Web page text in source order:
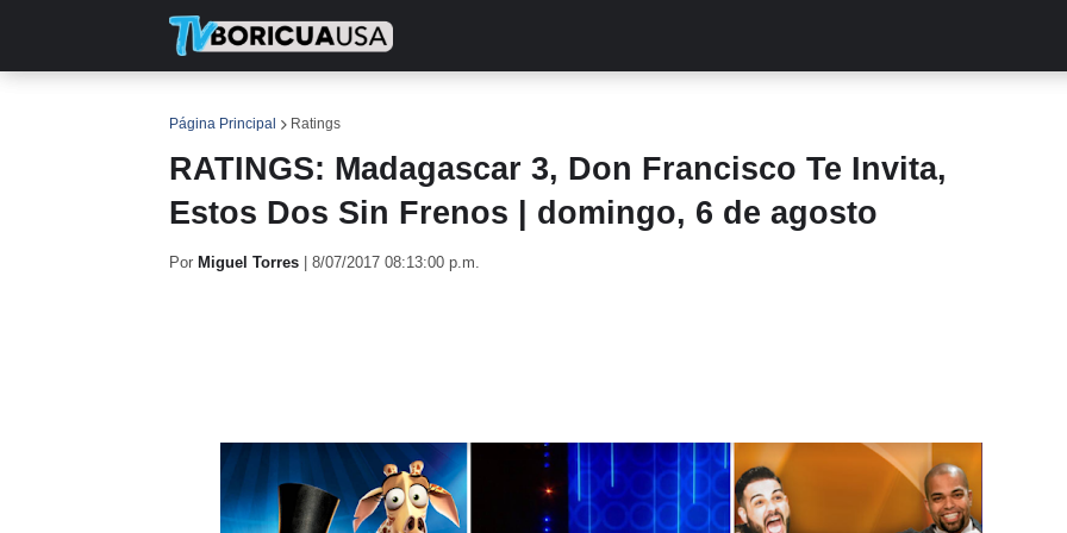
Página Principal Ratings
RATINGS: Madagascar 3, Don Francisco Te Invita,
Estos Dos Sin Frenos | domingo, 6 de agosto
Por Miguel Torres 8/07/2017 08:13:00 p.m.